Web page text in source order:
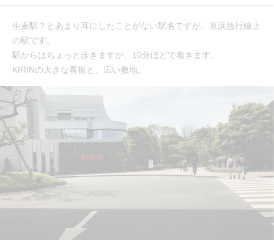
生麦駅？とあまり耳にしたことがない駅名ですが、京浜急行線上
の駅です。
駅からはちょっと歩きますが、10分ほどで着きます。
KIRINの大きな看板と、広い敷地。